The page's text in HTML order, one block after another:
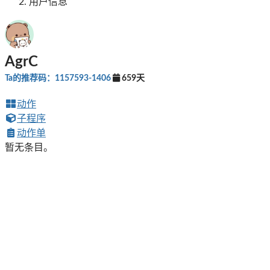
AgrC
Ta的推荐码：1157593-1406 659天
动作
子程序
动作单
暂无条目。